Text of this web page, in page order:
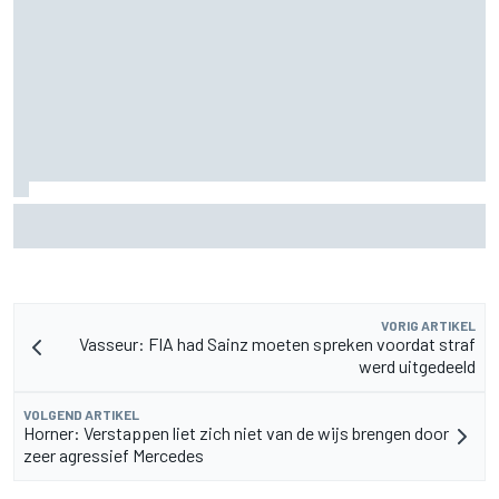
VORIG ARTIKEL
Vasseur: FIA had Sainz moeten spreken voordat straf
werd uitgedeeld
VOLGEND ARTIKEL
Horner: Verstappen liet zich niet van de wijs brengen door
zeer agressief Mercedes